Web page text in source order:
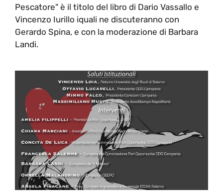
Pescatore" è il titolo del libro di Dario Vassallo e
Vincenzo Iurillo iquali ne discuteranno con
Gerardo Spina, e con la moderazione di Barbara
Landi.